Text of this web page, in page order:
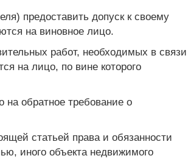
предоставить допуск к своему
на виновное лицо.
работ, необходимых в связи
на лицо, по вине которого
на обратное требование о
статьей права и обязанности
иного объекта недвижимого